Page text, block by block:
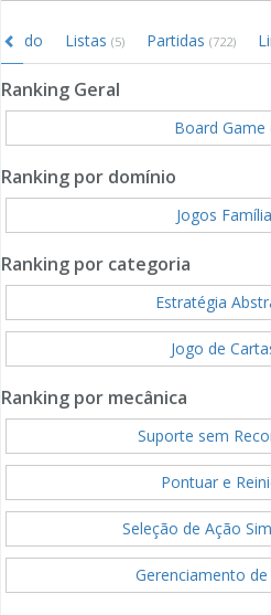
Listas (5) Partidas (722)
Ranking Geral
Board Game
Ranking por domínio
Jogos
Ranking por categoria
Estratégia
Jogo de
Ranking por mecânica
Suporte sem
Pontuar e
Seleção de Ação
Gerenciamento de